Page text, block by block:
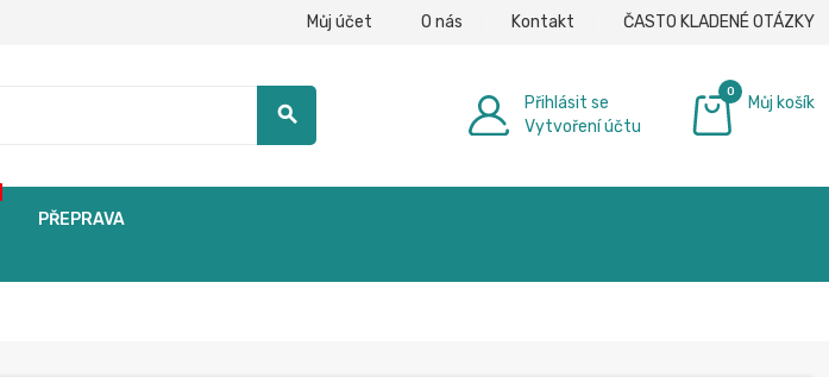
Můj účet O nás Kontakt ČASTO KLADENÉ OTÁZKY
search
Přihlásit se
Vytvoření účtu
0
Můj košík
PŘEPRAVA